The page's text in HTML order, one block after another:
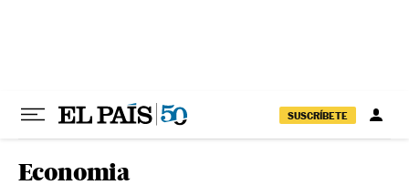
SUSCRÍBETE
Economia